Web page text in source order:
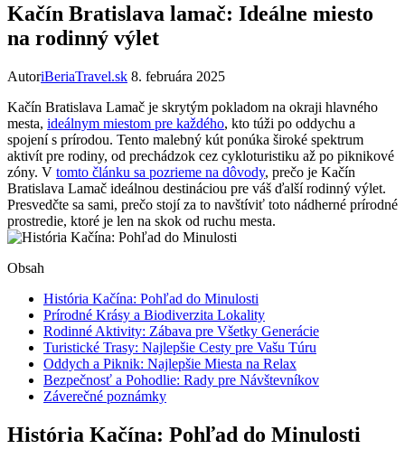
Kačín Bratislava lamač: Ideálne miesto
na rodinný výlet
AutoriBeriaTravel.sk 8. februára 2025
Kačín Bratislava Lamač je skrytým pokladom na okraji hlavného
mesta, ideálnym miestom pre každého, kto túži po oddychu a
spojení s prírodou. Tento malebný kút ponúka široké spektrum
aktivít pre rodiny, od prechádzok cez cykloturistiku až po piknikové
zóny. V tomto článku sa pozrieme na dôvody, prečo je Kačín
Bratislava Lamač ideálnou destináciou pre váš ďalší rodinný výlet.
Presvedčte sa sami, prečo stojí za to navštíviť toto nádherné prírodné
prostredie, ktoré je len na skok od ruchu mesta.
Obsah
História Kačína: Pohľad do Minulosti
Prírodné Krásy a Biodiverzita Lokality
Rodinné Aktivity: Zábava pre Všetky Generácie
Turistické Trasy: Najlepšie Cesty pre Vašu Túru
Oddych a Piknik: Najlepšie Miesta na Relax
Bezpečnosť a Pohodlie: Rady pre Návštevníkov
Záverečné poznámky
História Kačína: Pohľad do Minulosti